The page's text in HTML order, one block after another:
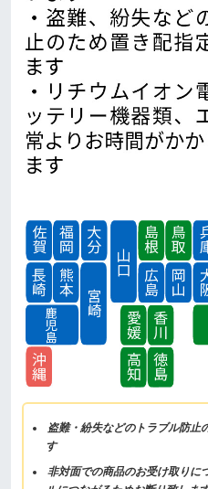
盗難・紛失などのトラブル防止
す
非対面での商品のお受け取りに